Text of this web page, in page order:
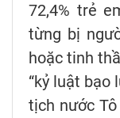
72,4% trẻ
từng bị
hoặc tinh
“kỷ luật bạo
tịch nước